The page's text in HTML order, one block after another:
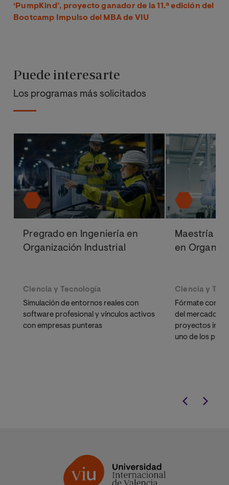
‘PumpKind’, proyecto ganador de la 11.ª edición del
Bootcamp Impulso del MBA de VIU
Puede interesarte
Los programas más solicitados
Pregrado en Ingeniería en
Organización Industrial
Ciencia y Tecnología
Simulación de entornos reales con
software profesional y vínculos activos
con empresas punteras
Maestría
en
Ciencia y
Fórmate con el
del mercado en
proyectos
uno de los